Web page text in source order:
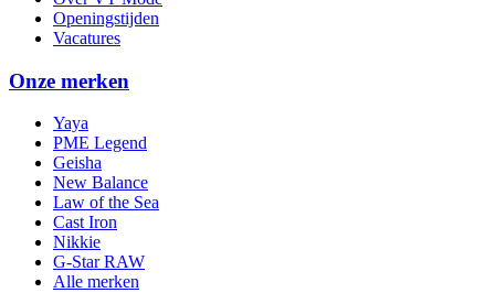
Openingstijden
Vacatures
Onze merken
Yaya
PME Legend
Geisha
New Balance
Law of the Sea
Cast Iron
Nikkie
G-Star RAW
Alle merken